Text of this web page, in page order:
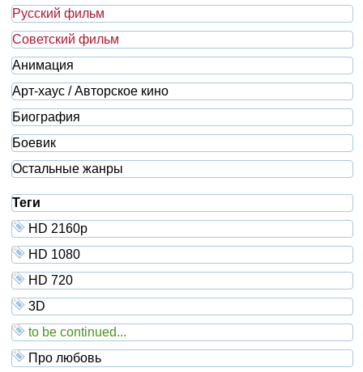
Русский фильм
Советский фильм
Анимация
Арт-хаус / Авторское кино
Биография
Боевик
Остальные жанры
Теги
HD 2160р
HD 1080
HD 720
3D
to be continued...
Про любовь